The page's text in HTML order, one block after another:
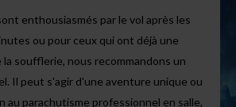
enthousiasmés par le vol après les
ou pour ceux qui ont déjà une
la soufflerie, nous recommandons un
Il peut s'agir d'une aventure unique ou
au parachutisme professionnel en salle,